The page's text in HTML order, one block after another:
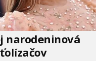
narodeninová